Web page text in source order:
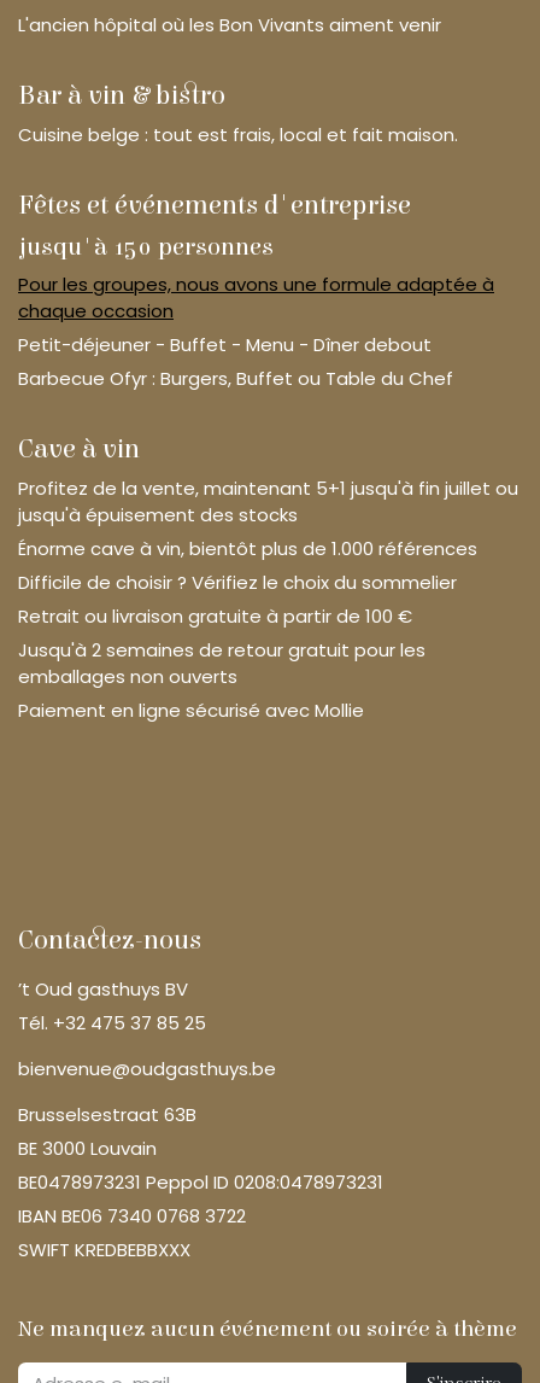
L'ancien hôpital où les Bon Vivants aiment venir
Bar à vin & bistro
Cuisine belge : tout est frais, local et fait maison.
Fêtes et événements d'entreprise
jusqu'à 150 personnes
Pour les groupes, nous avons une formule adaptée à
chaque occasion
Petit-déjeuner - Buffet - Menu - Dîner debout
Barbecue Ofyr : Burgers, Buffet ou Table du Chef
Cave à vin
Profitez de la vente, maintenant 5+1 jusqu'à fin juillet ou
jusqu'à épuisement des stocks
Énorme cave à vin, bientôt plus de 1.000 références
Difficile de choisir ? Vérifiez le choix du sommelier
Retrait ou livraison gratuite à partir de 100 €
Jusqu'à 2 semaines de retour gratuit pour les
emballages non ouverts
Paiement en ligne sécurisé avec Mollie
Contactez-nous
’t Oud gasthuys BV
Tél. +32 475 37 85 25
bienvenue@oudgasthuys.be
Brusselsestraat 63B
BE 3000 Louvain
BE0478973231 Peppol ID 0208:0478973231
IBAN BE06 7340 0768 3722
SWIFT KREDBEBBXXX
Ne manquez aucun événement ou soirée à thème